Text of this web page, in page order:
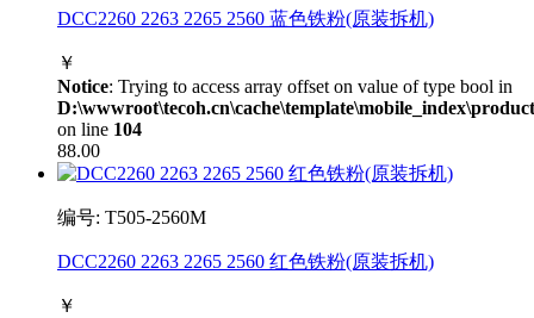
DCC2260 2263 2265 2560 蓝色铁粉(原装拆机)
￥
Notice: Trying to access array offset on value of type bool in
on line 104
88.00
编号: T505-2560M
DCC2260 2263 2265 2560 红色铁粉(原装拆机)
￥